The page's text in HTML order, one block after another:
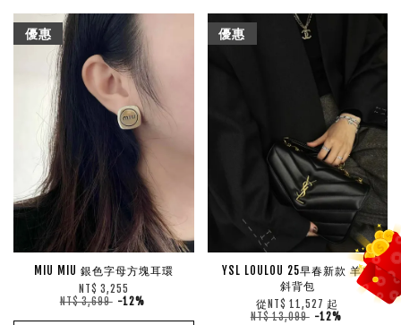
優惠
MIU MIU 銀色字母方塊耳環
NT$ 3,255
NT$ 3,699 -12%
優惠
YSL LOULOU 25早春新款 羊皮
斜背包
從 NT$ 11,527 起
NT$ 13,099 -12%